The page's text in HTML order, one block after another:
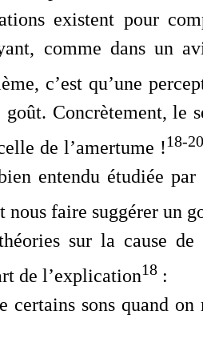
existent pour
comme dans un
c’est qu’une
Concrètement, le
de l’amertume !18-
entendu étudiée
nous faire suggérer un
sur la cause
de l’explication18 :
certains sons quand